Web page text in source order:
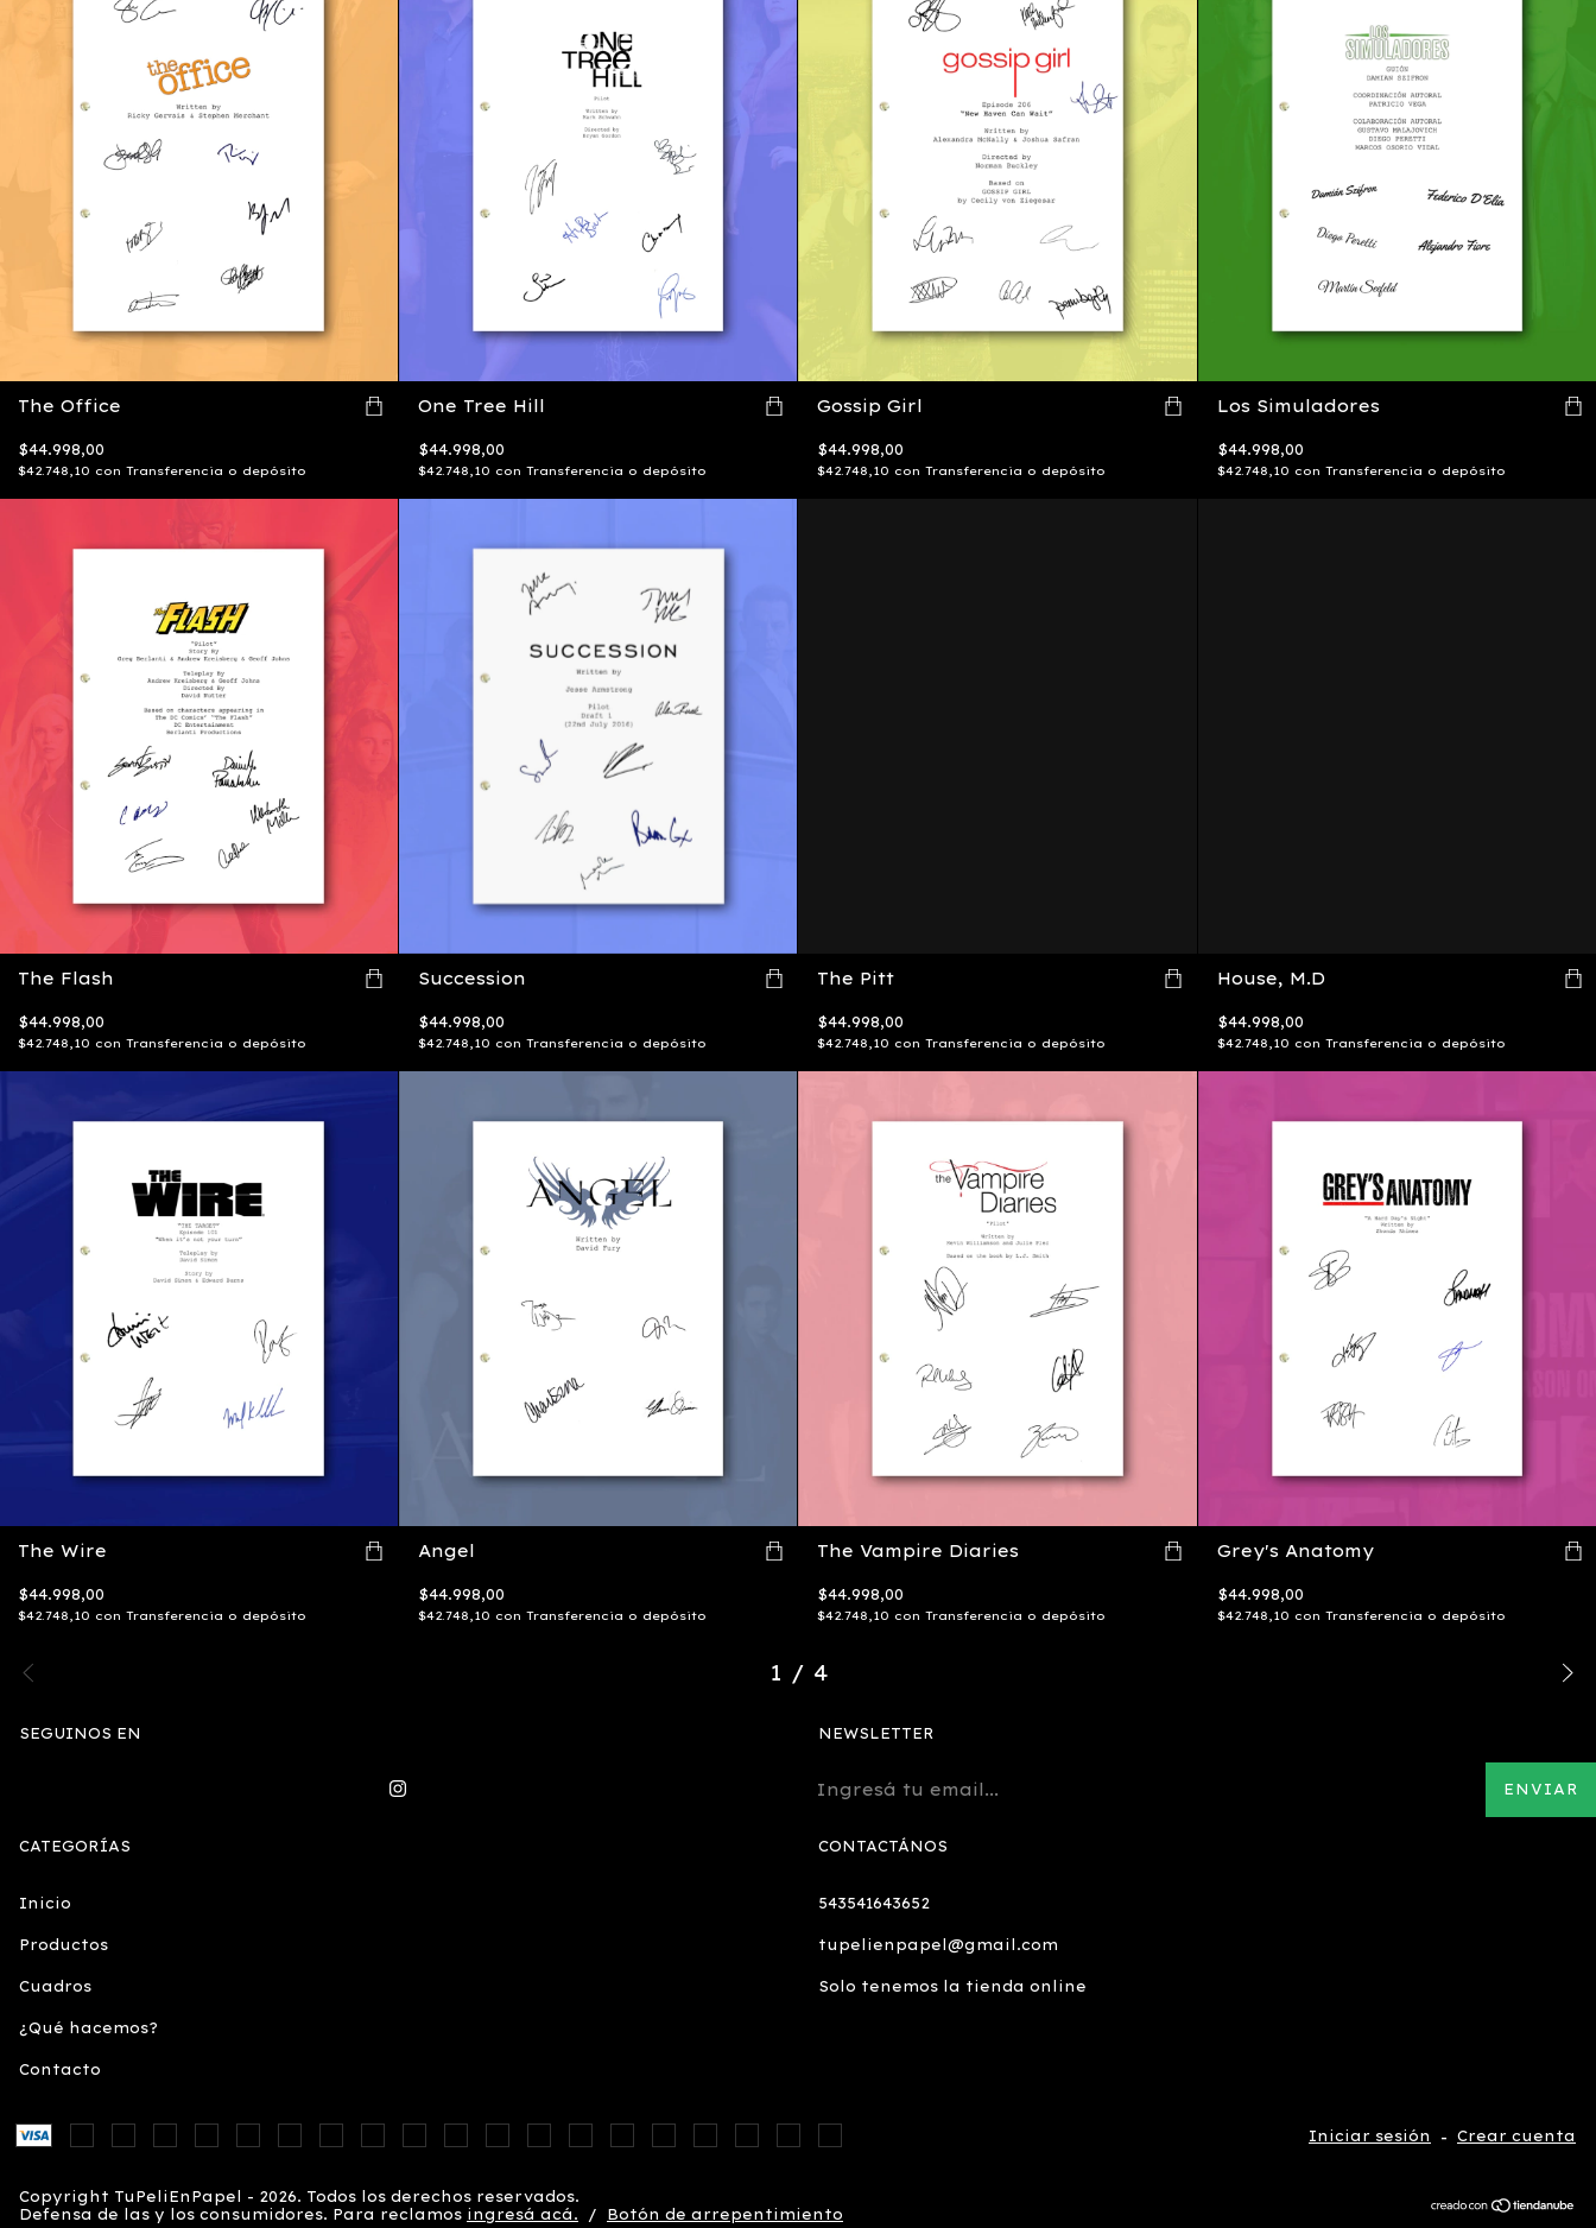
The Office
$44.998,00
$42.748,10 con Transferencia o depósito
One Tree Hill
$44.998,00
$42.748,10 con Transferencia o depósito
Gossip Girl
$44.998,00
$42.748,10 con Transferencia o depósito
Los Simuladores
$44.998,00
$42.748,10 con Transferencia o depósito
The Flash
$44.998,00
$42.748,10 con Transferencia o depósito
Succession
$44.998,00
$42.748,10 con Transferencia o depósito
The Pitt
$44.998,00
$42.748,10 con Transferencia o depósito
House, M.D
$44.998,00
$42.748,10 con Transferencia o depósito
The Wire
$44.998,00
$42.748,10 con Transferencia o depósito
Angel
$44.998,00
$42.748,10 con Transferencia o depósito
The Vampire Diaries
$44.998,00
$42.748,10 con Transferencia o depósito
Grey's Anatomy
$44.998,00
$42.748,10 con Transferencia o depósito
1 / 4
SEGUINOS EN NEWSLETTER
CATEGORÍAS
Inicio
Productos
Cuadros
¿Qué hacemos?
Contacto
CONTACTÁNOS
543541643652
tupelienpapel@gmail.com
Solo tenemos la tienda online
Iniciar sesión - Crear cuenta
Copyright TuPeliEnPapel - 2026. Todos los derechos reservados.
Defensa de las y los consumidores. Para reclamos ingresá acá. / Botón de arrepentimiento